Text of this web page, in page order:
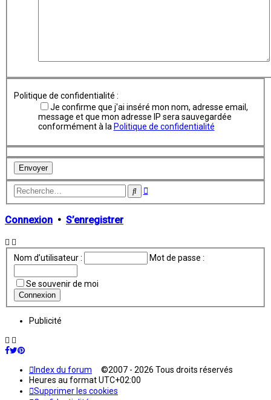
Politique de confidentialité :
Je confirme que j'ai inséré mon nom, adresse email,
message et que mon adresse IP sera sauvegardée
conformément à la Politique de confidentialité
Rechercher
Recherche
Connexion • S’enregistrer
Nom d’utilisateur : Mot de passe :
Se souvenir de moi
Publicité
Index du forum ©2007 - 2026 Tous droits réservés
Heures au formatUTC+02:00
Supprimer les cookies